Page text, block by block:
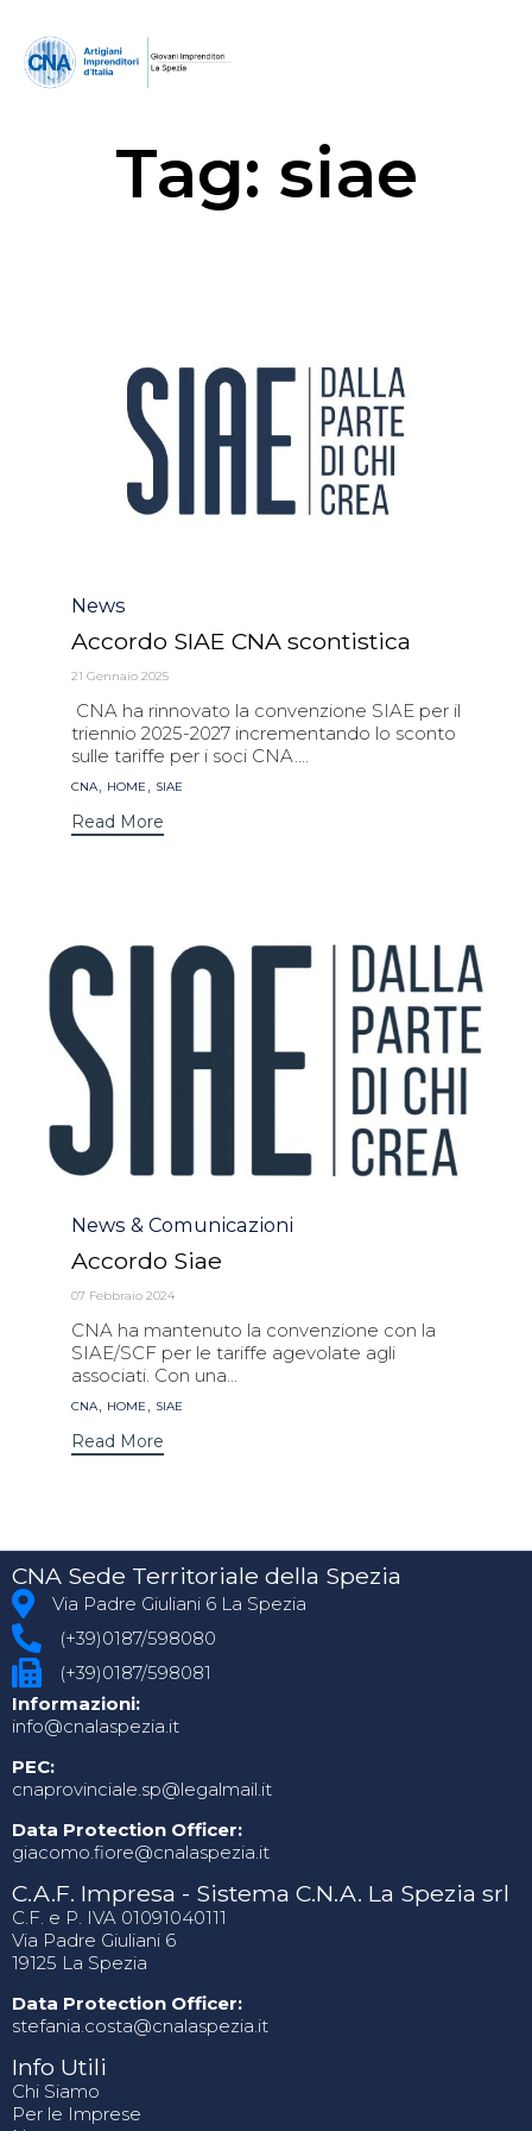
Tag: siae
Category
News
Accordo SIAE CNA scontistica
21 Gennaio 2025
CNA ha rinnovato la convenzione SIAE per il
triennio 2025-2027 incrementando lo sconto
sulle tariffe per i soci CNA....
Tags
CNA, HOME , SIAE
Read More
Category
News & Comunicazioni
Accordo Siae
07 Febbraio 2024
CNA ha mantenuto la convenzione con la
SIAE/SCF per le tariffe agevolate agli
associati. Con una...
Tags
CNA, HOME , SIAE
Read More
CNA Sede Territoriale della Spezia
Via Padre Giuliani 6 La Spezia
(+39)0187/598080
(+39)0187/598081
Informazioni:
info@cnalaspezia.it
PEC:
cnaprovinciale.sp@legalmail.it
Data Protection Officer:
giacomo.fiore@cnalaspezia.it
C.A.F. Impresa - Sistema C.N.A. La Spezia srl
C.F. e P. IVA 01091040111
Via Padre Giuliani 6
19125 La Spezia
Data Protection Officer:
stefania.costa@cnalaspezia.it
Info Utili
Chi Siamo
Per le Imprese